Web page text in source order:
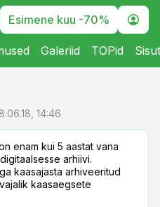
Esimene kuu -70%
Galeriid TOPid
14:46
enam kui 5 aastat vana
arhiivi.
kaasajasta arhiveeritud
kaasaegsete